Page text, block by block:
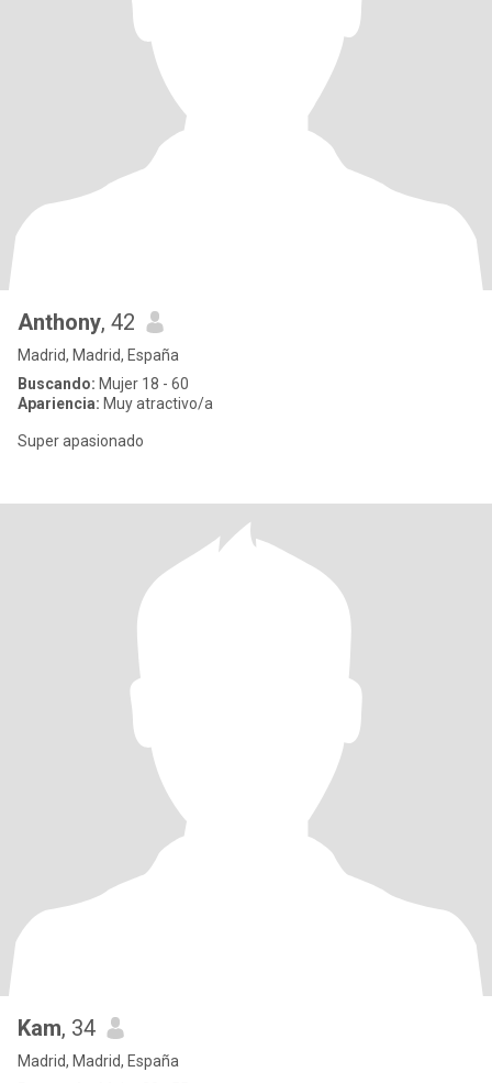
Anthony, 42
Madrid, Madrid, España
Buscando: Mujer 18 - 60
Apariencia: Muy atractivo/a
Super apasionado
Kam, 34
Madrid, Madrid, España